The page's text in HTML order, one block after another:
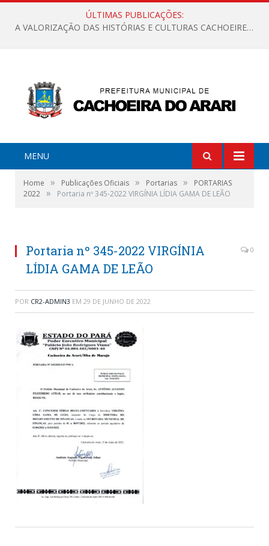
ÚLTIMAS PUBLICAÇÕES:
A VALORIZAÇÃO DAS HISTÓRIAS E CULTURAS CACHOEIRENSES
MENU
Home » Publicações Oficiais » Portarias »
PORTARIAS
2022 » Portaria nº 345-2022 VIRGÍNIA LÍDIA GAMA DE LEÃO
Portaria nº 345-2022 VIRGÍNIA
LÍDIA GAMA DE LEÃO
0
POR CR2-ADMIN3 EM 29 DE JUNHO DE 2022